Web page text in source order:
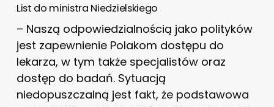
List do ministra Niedzielskiego
– Naszą odpowiedzialnością jako polityków
jest zapewnienie Polakom dostępu do
lekarza, w tym także specjalistów oraz
dostęp do badań. Sytuacją
niedopuszczalną jest fakt, że podstawowa